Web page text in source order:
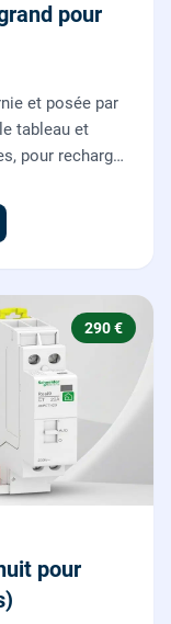
pour
et posée par
tableau et
pour recharger
290 €
pour